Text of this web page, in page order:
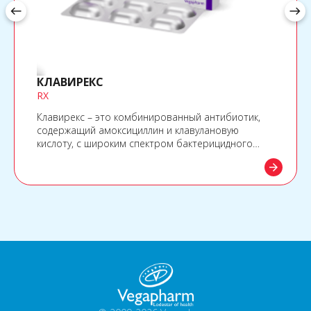
КЛАВИРЕКС
RX
Клавирекс – это комбинированный антибиотик,
содержащий амоксициллин и клавулановую
кислоту, с широким спектром бактерицидного
arrow_forward
west east